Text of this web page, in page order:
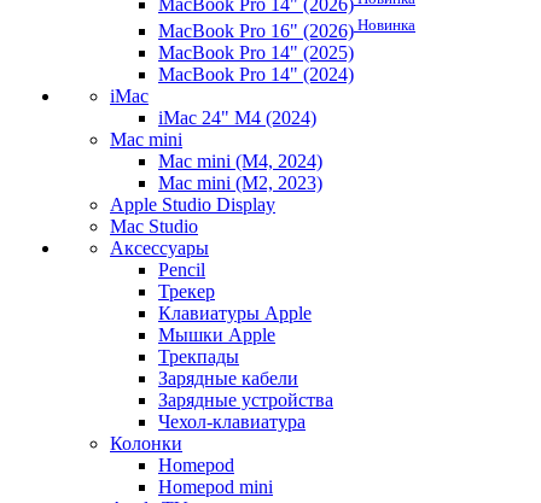
MacBook Pro 14" (2026)
MacBook Pro 16" (2026) Новинка
MacBook Pro 14" (2025)
MacBook Pro 14" (2024)
iMac
iMac 24" M4 (2024)
Mac mini
Mac mini (M4, 2024)
Mac mini (M2, 2023)
Apple Studio Display
Mac Studio
Аксессуары
Pencil
Трекер
Клавиатуры Apple
Мышки Apple
Трекпады
Зарядные кабели
Зарядные устройства
Чехол-клавиатура
Колонки
Homepod
Homepod mini